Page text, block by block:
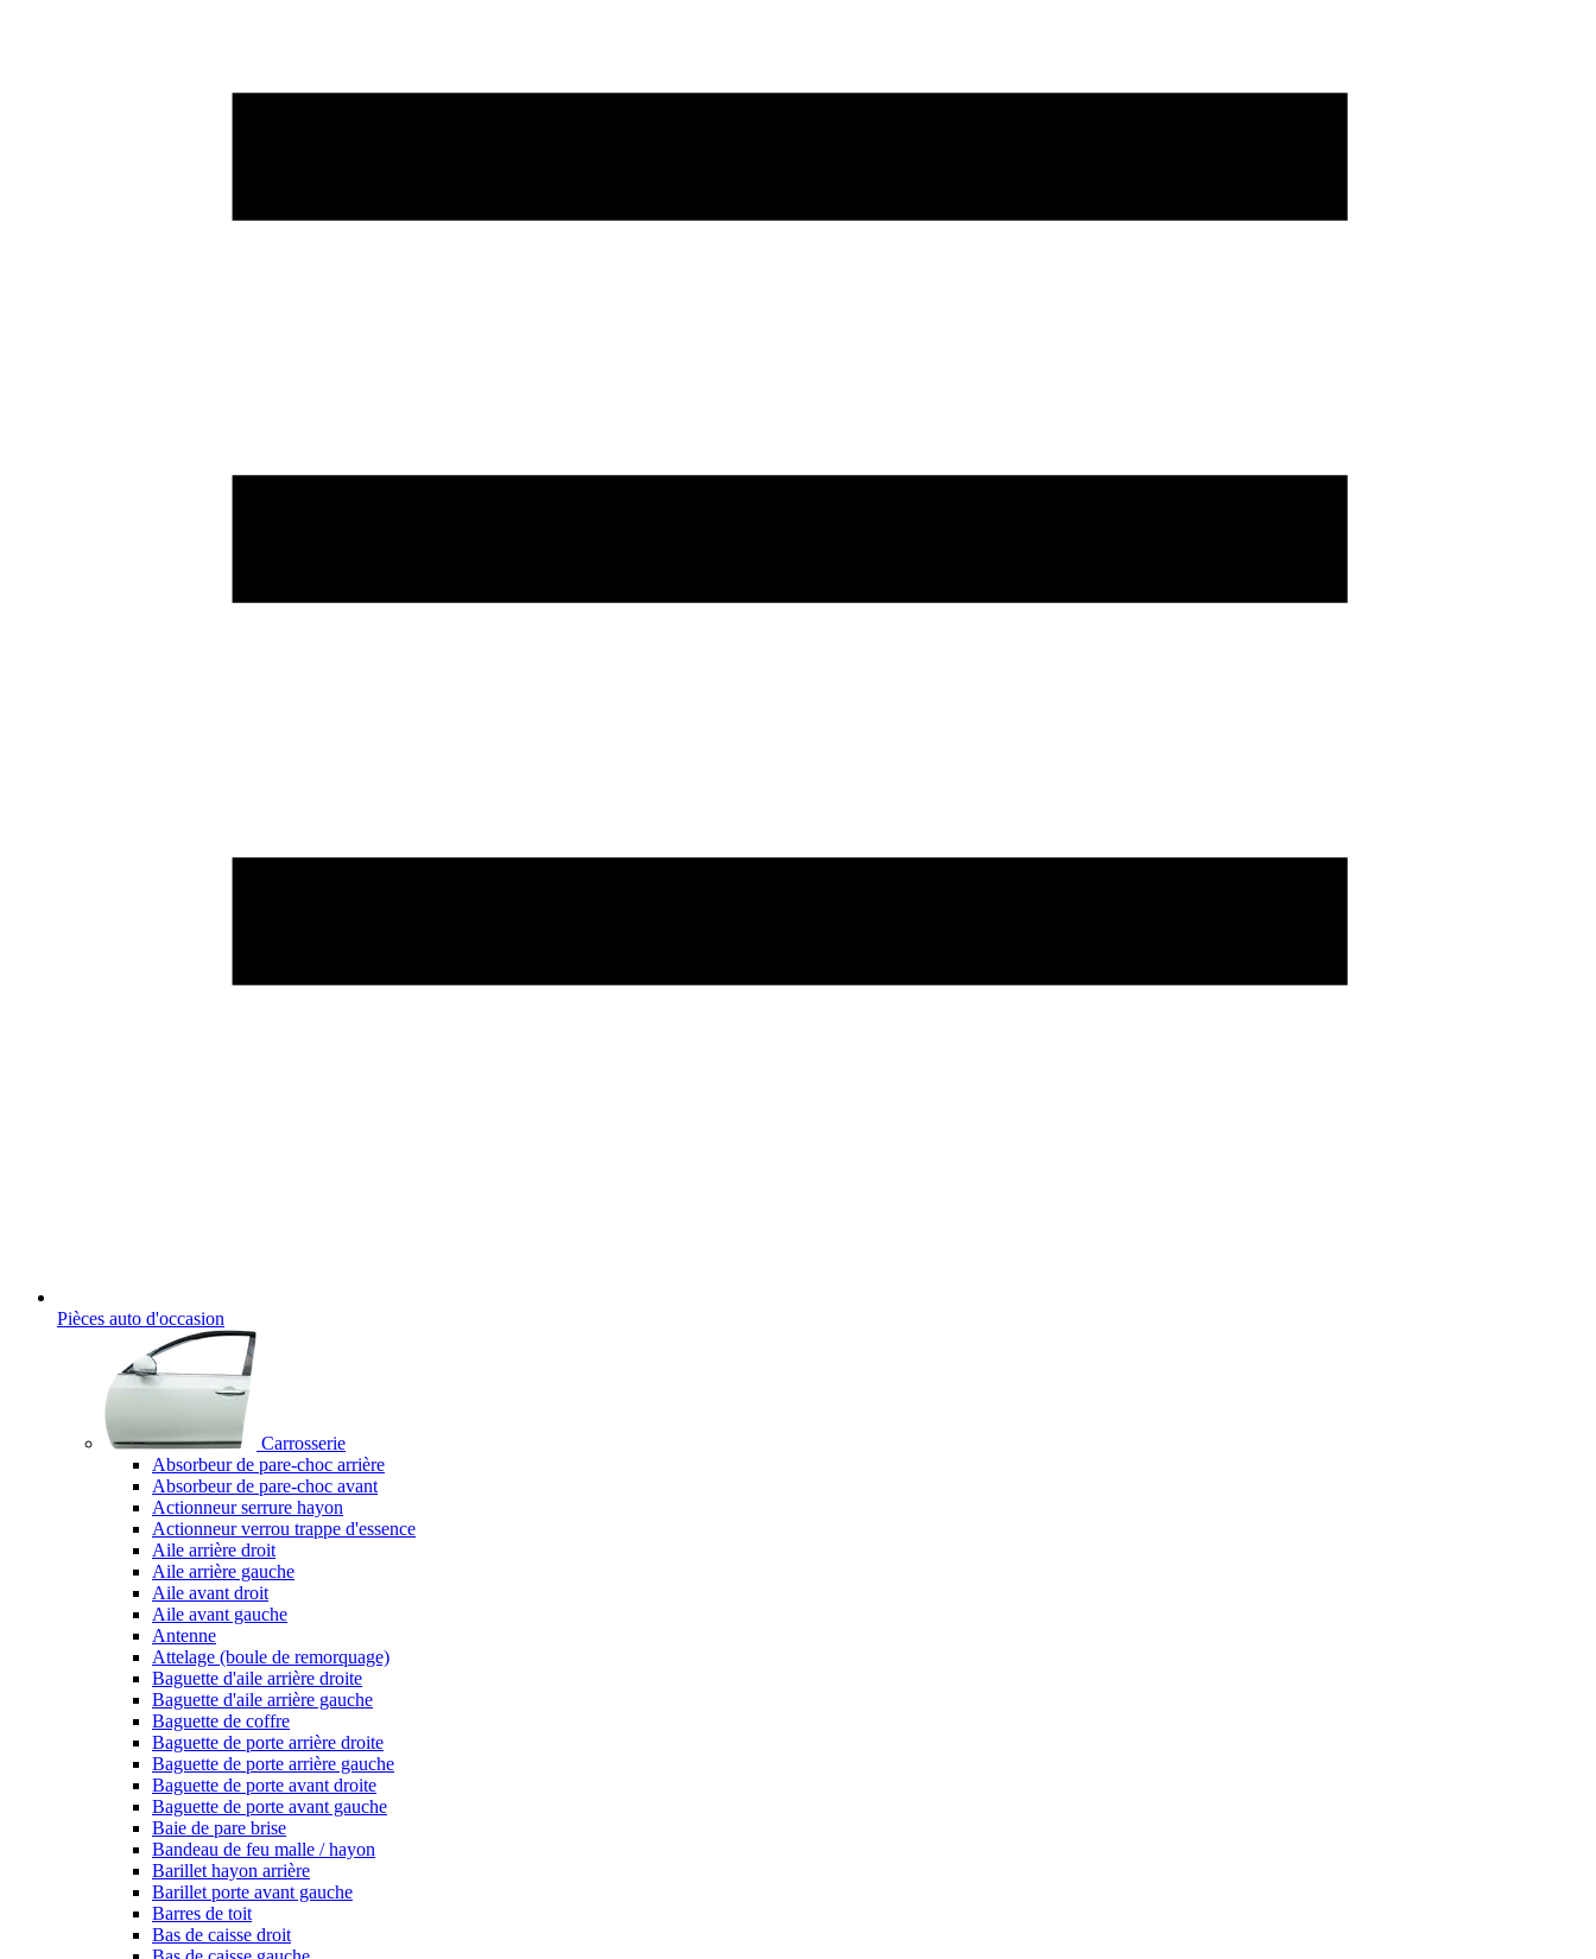
Pièces auto d'occasion
Carrosserie
Absorbeur de pare-choc arrière
Absorbeur de pare-choc avant
Actionneur serrure hayon
Actionneur verrou trappe d'essence
Aile arrière droit
Aile arrière gauche
Aile avant droit
Aile avant gauche
Antenne
Attelage (boule de remorquage)
Baguette d'aile arrière droite
Baguette d'aile arrière gauche
Baguette de coffre
Baguette de porte arrière droite
Baguette de porte arrière gauche
Baguette de porte avant droite
Baguette de porte avant gauche
Baie de pare brise
Bandeau de feu malle / hayon
Barillet hayon arrière
Barillet porte avant gauche
Barres de toit
Bas de caisse droit